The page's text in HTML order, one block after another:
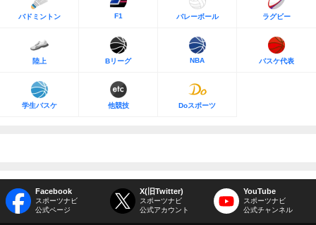
バドミントン F1 バレーボール ラグビー
陸上 Bリーグ NBA バスケ代表
学生バスケ 他競技 Doスポーツ
Facebook
スポーツナビ
公式ページ
X(旧Twitter)
スポーツナビ
公式アカウント
YouTube
スポーツナビ
公式チャンネル